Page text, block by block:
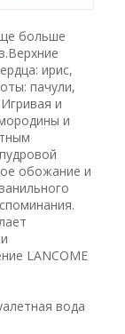
больше
ирис,
пачули,
и
и
обожание и
LANCOME
вода